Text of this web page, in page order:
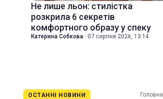
Не лише льон: стилістка
розкрила 6 секретів
комфортного образу у спеку
Катерина Собкова · 07 серпня 2026, 13:14
ОСТАННІ НОВИНИ Головна